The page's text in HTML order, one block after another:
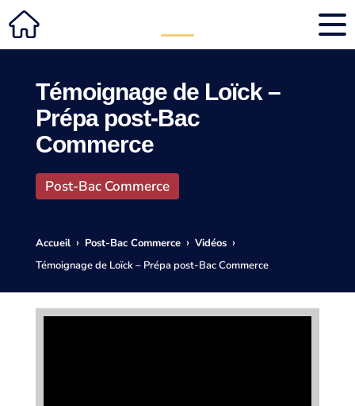
Témoignage de Loïck –
Prépa post-Bac
Commerce
Post-Bac Commerce
Accueil › Post-Bac Commerce › Vidéos ›
Témoignage de Loïck – Prépa post-Bac Commerce